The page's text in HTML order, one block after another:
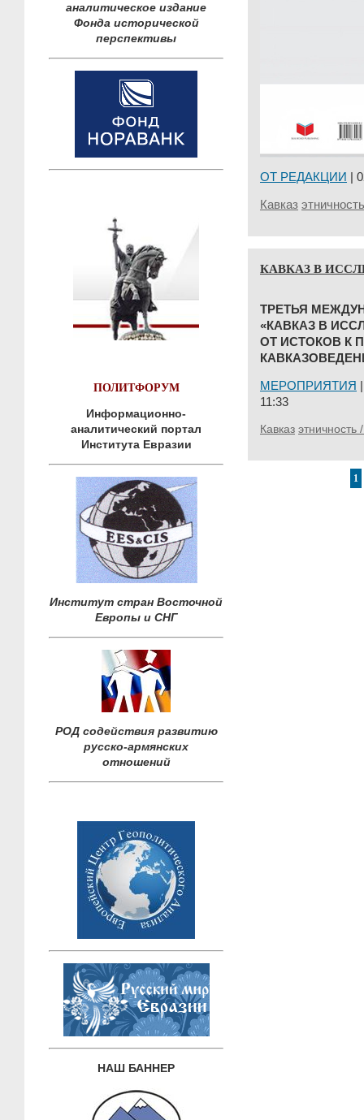
аналитическое издание
Фонда исторической
перспективы
ПОЛИТФОРУМ
Информационно-
аналитический портал
Института Евразии
Институт стран Восточной
Европы и СНГ
РОД содействия развитию
русско-армянских
отношений
НАШ БАННЕР
ОТ РЕДАКЦИИ |
Кавказ
КАВКАЗ В
ТРЕТЬЯ
«КАВКАЗ В
ОТ ИСТОКОВ К
МЕРОПРИЯТИЯ
11:33
Кавказ этничность
1